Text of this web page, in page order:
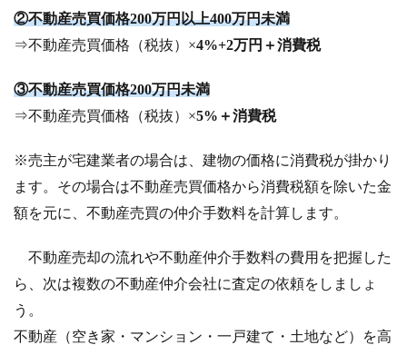
②不動産売買価格200万円以上400万円未満
⇒不動産売買価格（税抜）×4%+2万円＋消費税
③不動産売買価格200万円未満
⇒不動産売買価格（税抜）×5%＋消費税
※売主が宅建業者の場合は、建物の価格に消費税が掛かり
ます。その場合は不動産売買価格から消費税額を除いた金
額を元に、不動産売買の仲介手数料を計算します。
不動産売却の流れや不動産仲介手数料の費用を把握した
ら、次は複数の不動産仲介会社に査定の依頼をしましょ
う。
不動産（空き家・マンション・一戸建て・土地など）を高